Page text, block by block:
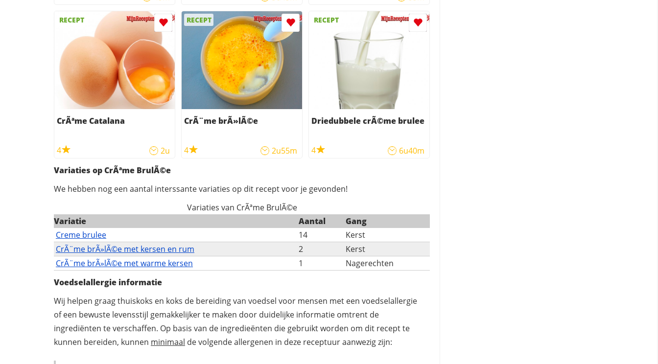
RECEPT
CrÃªme Catalana
4 2u
RECEPT
CrÃ¨me brÃ»lÃ©e
4 2u55m
RECEPT
Driedubbele crÃ©me brulee
4
6u40m
Variaties op CrÃªme BrulÃ©e
We hebben nog een aantal interssante variaties op dit recept voor je gevonden!
Variaties van CrÃªme BrulÃ©e
Variatie
Aantal
Gang
Creme brulee
14
Kerst
CrÃ¨me brÃ»lÃ©e met kersen en rum
2
Kerst
CrÃ¨me brÃ»lÃ©e met warme kersen
1
Nagerechten
Voedselallergie informatie
Wij helpen graag thuiskoks en koks de bereiding van voedsel voor mensen met een voedselallergie
of een bewuste levensstijl gemakkelijker te maken door duidelijke informatie omtrent de
ingrediënten te verschaffen. Op basis van de ingredieënten die gebruikt worden om dit recept te
kunnen bereiden, kunnen minimaal de volgende allergenen in deze receptuur aanwezig zijn: